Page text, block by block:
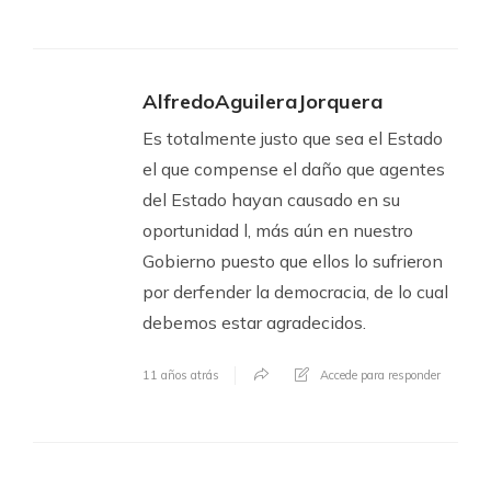
AlfredoAguileraJorquera
Es totalmente justo que sea el Estado
el que compense el daño que agentes
del Estado hayan causado en su
oportunidad l, más aún en nuestro
Gobierno puesto que ellos lo sufrieron
por derfender la democracia, de lo cual
debemos estar agradecidos.
11 años atrás Accede para responder